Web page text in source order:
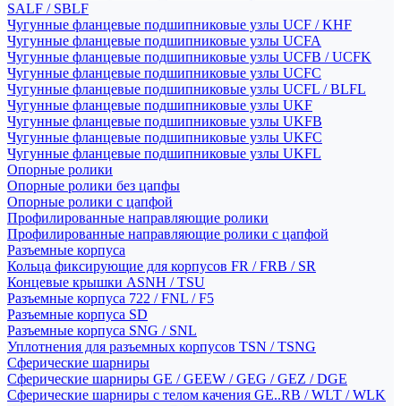
SALF / SBLF
Чугунные фланцевые подшипниковые узлы UCF / KHF
Чугунные фланцевые подшипниковые узлы UCFA
Чугунные фланцевые подшипниковые узлы UCFB / UCFK
Чугунные фланцевые подшипниковые узлы UCFC
Чугунные фланцевые подшипниковые узлы UCFL / BLFL
Чугунные фланцевые подшипниковые узлы UKF
Чугунные фланцевые подшипниковые узлы UKFB
Чугунные фланцевые подшипниковые узлы UKFC
Чугунные фланцевые подшипниковые узлы UKFL
Опорные ролики
Опорные ролики без цапфы
Опорные ролики с цапфой
Профилированные направляющие ролики
Профилированные направляющие ролики с цапфой
Разъемные корпуса
Кольца фиксирующие для корпусов FR / FRB / SR
Концевые крышки ASNH / TSU
Разъемные корпуса 722 / FNL / F5
Разъемные корпуса SD
Разъемные корпуса SNG / SNL
Уплотнения для разъемных корпусов TSN / TSNG
Сферические шарниры
Сферические шарниры GE / GEEW / GEG / GEZ / DGE
Сферические шарниры с телом качения GE..RB / WLT / WLK